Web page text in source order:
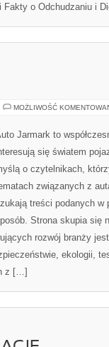
Fakty o Odchudzaniu i
MOŻLIWOŚĆ
Jarmark to
się światem
o czytelnikach,
związanych z
treści podanych w
Strona skupia się
rozwój branży
ekologii,
z […]